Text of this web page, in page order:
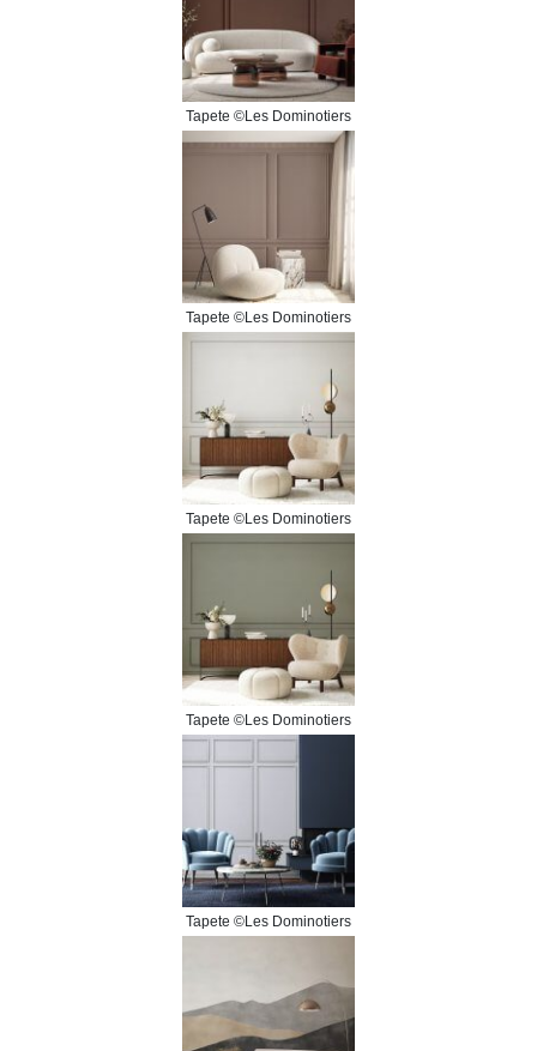
Tapete ©Les Dominotiers
Tapete ©Les Dominotiers
Tapete ©Les Dominotiers
Tapete ©Les Dominotiers
Tapete ©Les Dominotiers